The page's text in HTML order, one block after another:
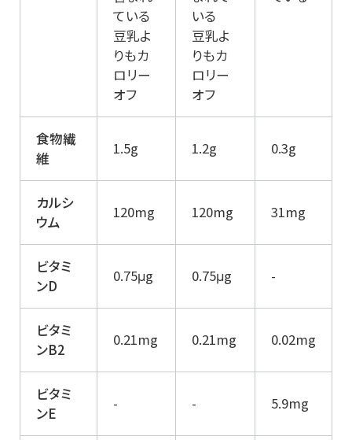
ている
豆乳よ
りもカ
ロリー
オフ
いる
豆乳よ
りもカ
ロリー
オフ
食物繊
維
1.5g 1.2g 0.3g
カルシ
ウム
120mg 120mg 31mg
ビタミ
ンD
0.75μg 0.75μg -
ビタミ
ンB2
0.21mg 0.21mg 0.02mg
ビタミ
ンE
- - 5.9mg